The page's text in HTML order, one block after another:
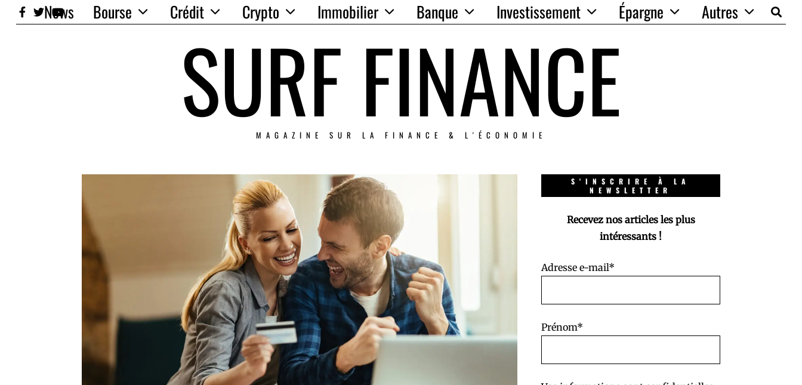
News Bourse Crédit Crypto Immobilier Banque Investissement Épargne Autres
SURF FINANCE
MAGAZINE SUR LA FINANCE & L'ÉCONOMIE
S'INSCRIRE À LA
NEWSLETTER
Recevez nos articles les plus
intéressants !
Adresse e-mail*
Prénom*